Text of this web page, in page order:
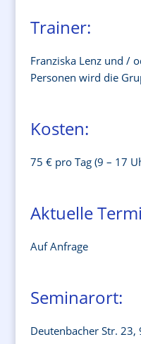
Trainer:
Franziska Lenz und /
Personen wird die
Kosten:
75 € pro Tag (9 – 17
Aktuelle
Auf Anfrage
Seminarort:
Deutenbacher Str.